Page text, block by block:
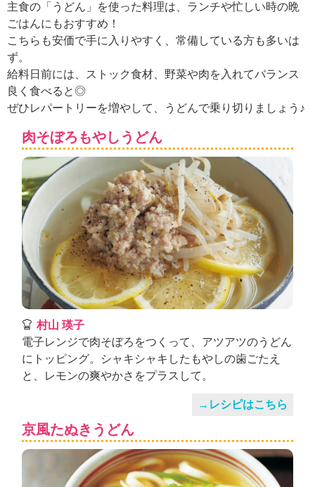
。
H
エ
ケ
シ
ョ
ナ
ル
「
み
ん
な
の
き
ょ
う
理
」
主食の「うどん」を使った料理は、ランチや忙しい時の晩
ごはんにもおすすめ！
こちらも安価で手に入りやすく、常備している方も多いは
ず。
給料日前には、ストック食材、野菜や肉を入れてバランス
良く食べると◎
ぜひレパートリーを増やして、うどんで乗り切りましょう♪
肉そぼろもやしうどん
村山 瑛子
電子レンジで肉そぼろをつくって、アツアツのうどん
にトッピング。シャキシャキしたもやしの歯ごたえ
と、レモンの爽やかさをプラスして。
→レシピはこちら
京風たぬきうどん